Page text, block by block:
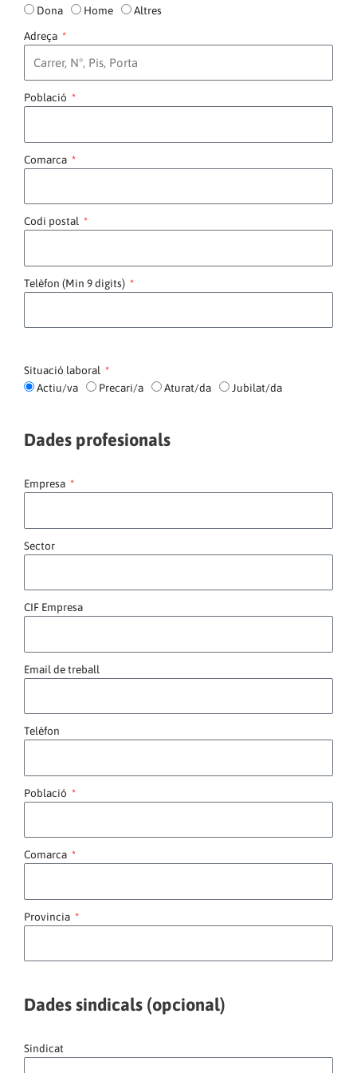
Dona
Home
Altres
Adreça
Població
Comarca
Codi postal
Telèfon (Min 9 digits)
Situació laboral
Actiu/va
Precari/a Aturat/da Jubilat/da
Dades profesionals
Empresa
Sector
CIF Empresa
Email de treball
Telèfon
Població
Comarca
Provincia
Dades sindicals (opcional)
Sindicat